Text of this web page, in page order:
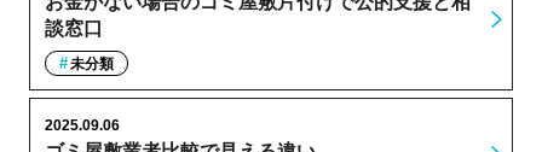
談窓口
未分類
2025.09.06